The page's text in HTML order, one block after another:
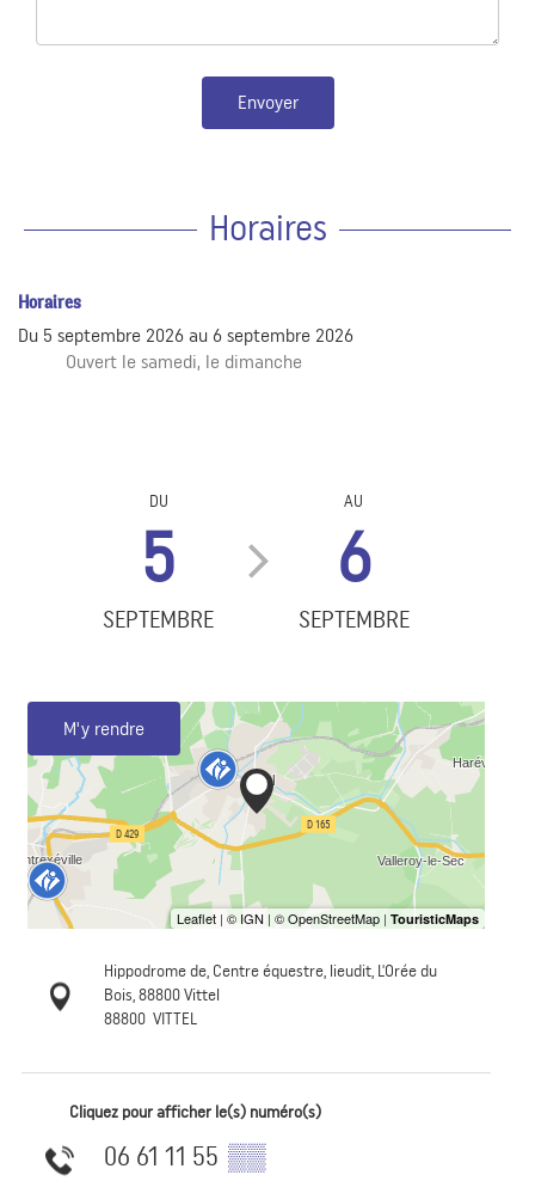
Envoyer
Horaires
Horaires
Du 5 septembre 2026 au 6 septembre 2026
Ouvert le samedi, le dimanche
DU
5
SEPTEMBRE
AU
6
SEPTEMBRE
M'y rendre
Hippodrome de, Centre équestre, lieudit, L'Orée du
Bois, 88800 Vittel
88800 VITTEL
Cliquez pour afficher le(s) numéro(s)
06 61 11 55 ▒▒